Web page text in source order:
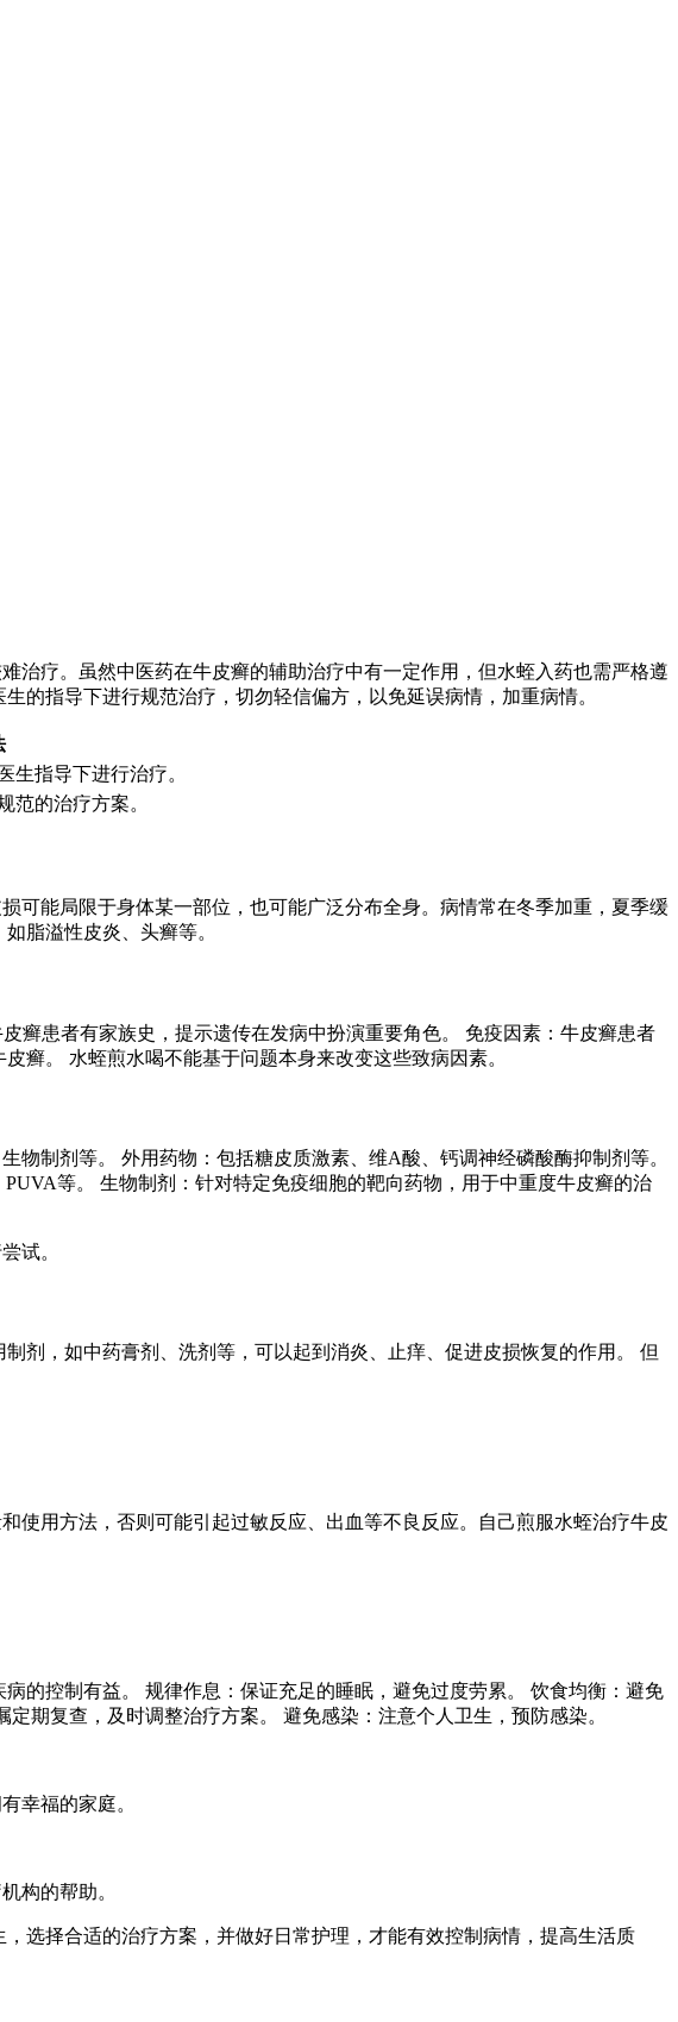
治疗。虽然中医药在牛皮癣的辅助治疗中有一定作用，但水蛭入药也需严格遵
的指导下进行规范治疗，切勿轻信偏方，以免延误病情，加重病情。
生指导下进行治疗。
范的治疗方案。
可能局限于身体某一部位，也可能广泛分布全身。病情常在冬季加重，夏季缓
脂溢性皮炎、头癣等。
癣患者有家族史，提示遗传在发病中扮演重要角色。 免疫因素：牛皮癣患者
癣。 水蛭煎水喝不能基于问题本身来改变这些致病因素。
制剂等。 外用药物：包括糖皮质激素、维A酸、钙调神经磷酸酶抑制剂等。
等。 生物制剂：针对特定免疫细胞的靶向药物，用于中重度牛皮癣的治
试。
剂，如中药膏剂、洗剂等，可以起到消炎、止痒、促进皮损恢复的作用。 但
使用方法，否则可能引起过敏反应、出血等不良反应。自己煎服水蛭治疗牛皮
的控制有益。 规律作息：保证充足的睡眠，避免过度劳累。 饮食均衡：避免
期复查，及时调整治疗方案。 避免感染：注意个人卫生，预防感染。
幸福的家庭。
构的帮助。
选择合适的治疗方案，并做好日常护理，才能有效控制病情，提高生活质